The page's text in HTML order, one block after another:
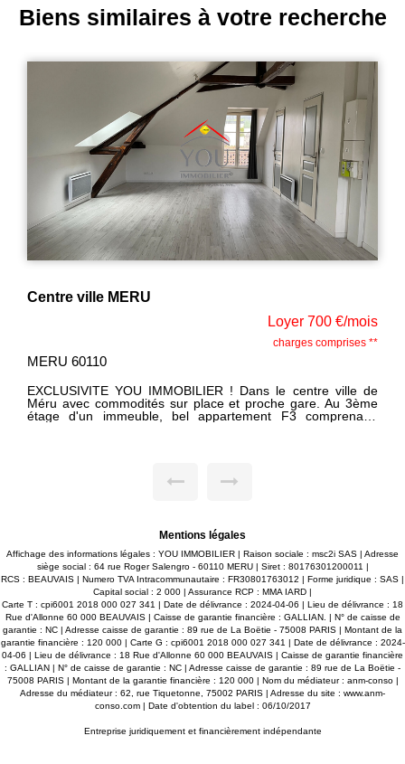
Biens similaires à votre recherche
gare. Au 3ème
comprenant:
Appartement 2 pièce(s) meublé
EXCLUSIVITE YOU IMMOBILIER Dans le centre ville de
Méru avec commodités sur place et gare
deuxième étage d'un bâtiment, bel et
Mentions légales
Affichage des informations légales : YOU IMMOBILIER | Raison sociale : msc2i SAS | Adresse
siège social : 64 rue Roger Salengro - 60110 MERU | Siret : 80176301200011 |
RCS : BEAUVAIS | Numero TVA Intracommunautaire : FR30801763012 | Forme juridique : SAS |
Capital social : 2 000 | Assurance RCP : MMA IARD |
Carte T : cpi6001 2018 000 027 341 | Date de délivrance : 2024-04-06 | Lieu de délivrance : 18
Rue d'Allonne 60 000 BEAUVAIS | Caisse de garantie financière : GALLIAN. | N° de caisse de
garantie : NC | Adresse caisse de garantie : 89 rue de La Boëtie - 75008 PARIS | Montant de la
garantie financière : 120 000 | Carte G : cpi6001 2018 000 027 341 | Date de délivrance : 2024-
04-06 | Lieu de délivrance : 18 Rue d'Allonne 60 000 BEAUVAIS | Caisse de garantie financière
: GALLIAN | N° de caisse de garantie : NC | Adresse caisse de garantie : 89 rue de La Boëtie -
75008 PARIS | Montant de la garantie financière : 120 000 | Nom du médiateur : anm-conso |
Adresse du médiateur : 62, rue Tiquetonne, 75002 PARIS | Adresse du site : www.anm-
conso.com| Date d'obtention du label : 06/10/2017
Entreprise juridiquement et financièrement indépendante